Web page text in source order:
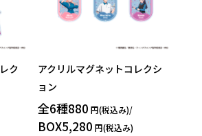
ク
アクリルマグネットコレクシ
ョン
全6種880 円(税込み)/
BOX5,280 円(税込み)